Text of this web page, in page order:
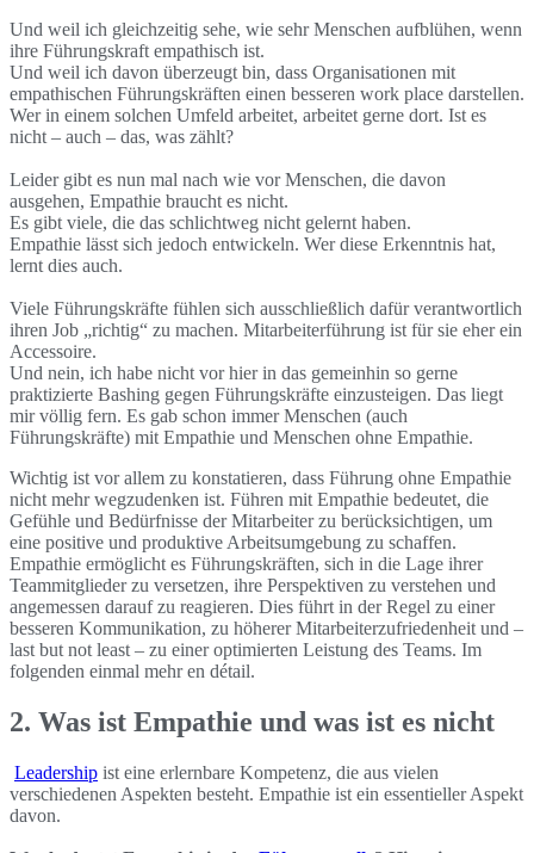
Und weil ich gleichzeitig sehe, wie sehr Menschen aufblühen, wenn
ihre Führungskraft empathisch ist.
Und weil ich davon überzeugt bin, dass Organisationen mit
empathischen Führungskräften einen besseren work place darstellen.
Wer in einem solchen Umfeld arbeitet, arbeitet gerne dort. Ist es
nicht – auch – das, was zählt?
Leider gibt es nun mal nach wie vor Menschen, die davon
ausgehen, Empathie braucht es nicht.
Es gibt viele, die das schlichtweg nicht gelernt haben.
Empathie lässt sich jedoch entwickeln. Wer diese Erkenntnis hat,
lernt dies auch.
Viele Führungskräfte fühlen sich ausschließlich dafür verantwortlich
ihren Job „richtig“ zu machen. Mitarbeiterführung ist für sie eher ein
Accessoire.
Und nein, ich habe nicht vor hier in das gemeinhin so gerne
praktizierte Bashing gegen Führungskräfte einzusteigen. Das liegt
mir völlig fern. Es gab schon immer Menschen (auch
Führungskräfte) mit Empathie und Menschen ohne Empathie.
Wichtig ist vor allem zu konstatieren, dass Führung ohne Empathie
nicht mehr wegzudenken ist. Führen mit Empathie bedeutet, die
Gefühle und Bedürfnisse der Mitarbeiter zu berücksichtigen, um
eine positive und produktive Arbeitsumgebung zu schaffen.
Empathie ermöglicht es Führungskräften, sich in die Lage ihrer
Teammitglieder zu versetzen, ihre Perspektiven zu verstehen und
angemessen darauf zu reagieren. Dies führt in der Regel zu einer
besseren Kommunikation, zu höherer Mitarbeiterzufriedenheit und –
last but not least – zu einer optimierten Leistung des Teams. Im
folgenden einmal mehr en détail.
2. Was ist Empathie und was ist es nicht
Leadership ist eine erlernbare Kompetenz, die aus vielen
verschiedenen Aspekten besteht. Empathie ist ein essentieller Aspekt
davon.